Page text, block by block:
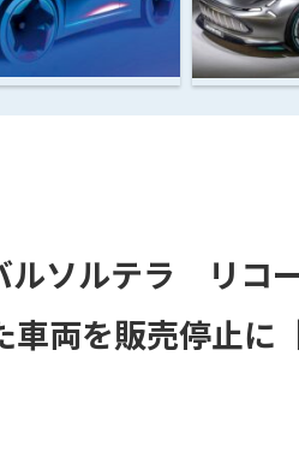
ルソルテラ リコ
車両を販売停止に